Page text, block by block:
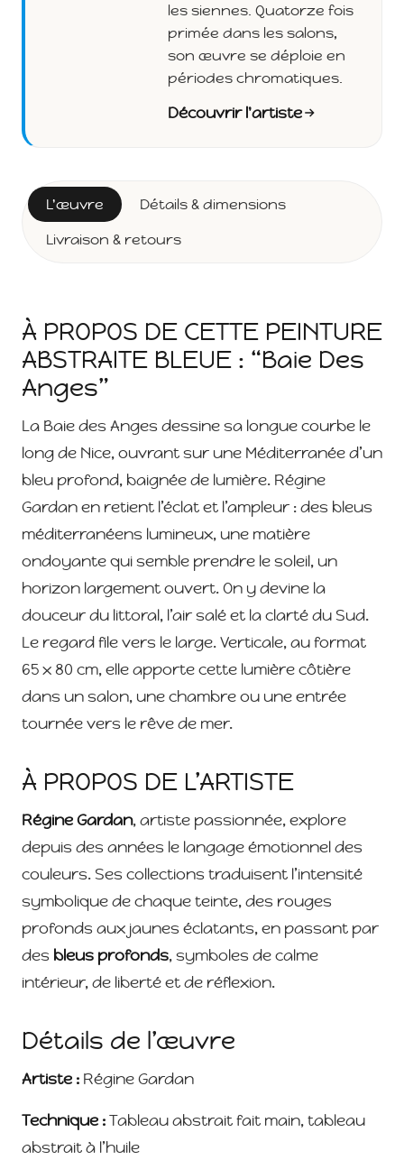
les siennes. Quatorze fois
primée dans les salons,
son œuvre se déploie en
périodes chromatiques.
Découvrir l'artiste
L'œuvre
Détails & dimensions
Livraison & retours
À PROPOS DE CETTE PEINTURE
ABSTRAITE BLEUE : “Baie Des
Anges”
La Baie des Anges dessine sa longue courbe le
long de Nice, ouvrant sur une Méditerranée d’un
bleu profond, baignée de lumière. Régine
Gardan en retient l’éclat et l’ampleur : des bleus
méditerranéens lumineux, une matière
ondoyante qui semble prendre le soleil, un
horizon largement ouvert. On y devine la
douceur du littoral, l’air salé et la clarté du Sud.
Le regard file vers le large. Verticale, au format
65 x 80 cm, elle apporte cette lumière côtière
dans un salon, une chambre ou une entrée
tournée vers le rêve de mer.
À PROPOS DE L’ARTISTE
Régine Gardan, artiste passionnée, explore
depuis des années le langage émotionnel des
couleurs. Ses collections traduisent l’intensité
symbolique de chaque teinte, des rouges
profonds aux jaunes éclatants, en passant par
des bleus profonds, symboles de calme
intérieur, de liberté et de réflexion.
Détails de l’œuvre
Artiste : Régine Gardan
Technique :Tableau abstrait fait main, tableau
abstrait à l’huile